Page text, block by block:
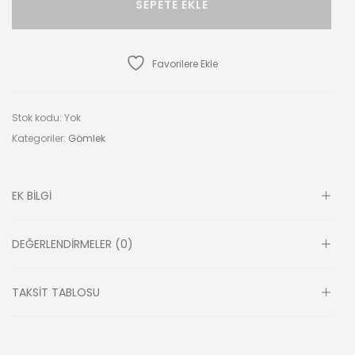
SEPETE EKLE
Favorilere Ekle
Stok kodu: Yok
Kategoriler: Gömlek
EK BILGI
DEĞERLENDIRMELER (0)
TAKSIT TABLOSU